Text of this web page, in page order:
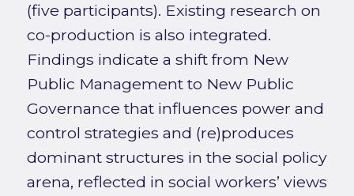
(five participants). Existing research on
co-production is also integrated.
Findings indicate a shift from New
Public Management to New Public
Governance that influences power and
control strategies and (re)produces
dominant structures in the social policy
arena, reflected in social workers’ views